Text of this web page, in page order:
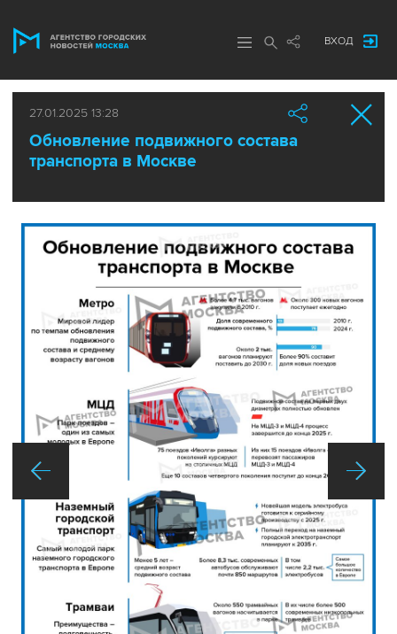
ВХОД
27.01.2025 13:28
Обновление подвижного состава
транспорта в Москве